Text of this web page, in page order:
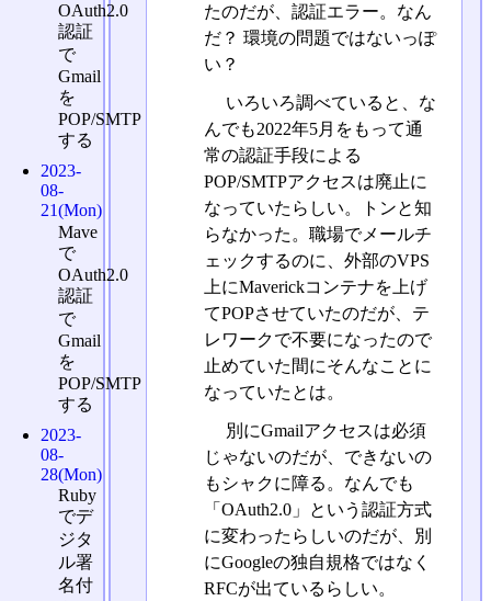
たのだが、認証エラー。なん
だ？ 環境の問題ではないっぽ
い？
いろいろ調べていると、な
んでも2022年5月をもって通
常の認証手段による
POP/SMTPアクセスは廃止に
なっていたらしい。トンと知
らなかった。職場でメールチ
ェックするのに、外部のVPS
上にMaverickコンテナを上げ
てPOPさせていたのだが、テ
レワークで不要になったので
止めていた間にそんなことに
なっていたとは。
別にGmailアクセスは必須
じゃないのだが、できないの
もシャクに障る。なんでも
「OAuth2.0」という認証方式
に変わったらしいのだが、別
にGoogleの独自規格ではなく
RFCが出ているらしい。
OAuth2.0
認証
で
Gmail
を
POP/SMTP
する
2023-
08-
21(Mon)
Mave
で
OAuth2.0
認証
で
Gmail
を
POP/SMTP
する
2023-
08-
28(Mon)
Ruby
でデ
ジタ
ル署
名付